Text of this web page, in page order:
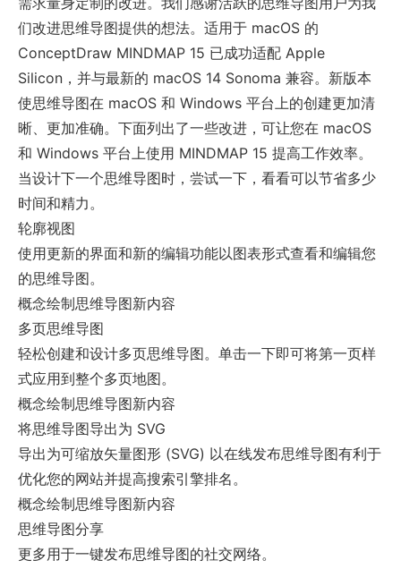
们改进思维导图提供的想法。适用于 macOS 的
ConceptDraw MINDMAP 15 已成功适配 Apple
Silicon，并与最新的 macOS 14 Sonoma 兼容。新版本
使思维导图在 macOS 和 Windows 平台上的创建更加清
晰、更加准确。下面列出了一些改进，可让您在 macOS
和 Windows 平台上使用 MINDMAP 15 提高工作效率。
当设计下一个思维导图时，尝试一下，看看可以节省多少
时间和精力。
轮廓视图
使用更新的界面和新的编辑功能以图表形式查看和编辑您
的思维导图。
概念绘制思维导图新内容
多页思维导图
轻松创建和设计多页思维导图。单击一下即可将第一页样
式应用到整个多页地图。
概念绘制思维导图新内容
将思维导图导出为 SVG
导出为可缩放矢量图形 (SVG) 以在线发布思维导图有利于
优化您的网站并提高搜索引擎排名。
概念绘制思维导图新内容
思维导图分享
更多用于一键发布思维导图的社交网络。